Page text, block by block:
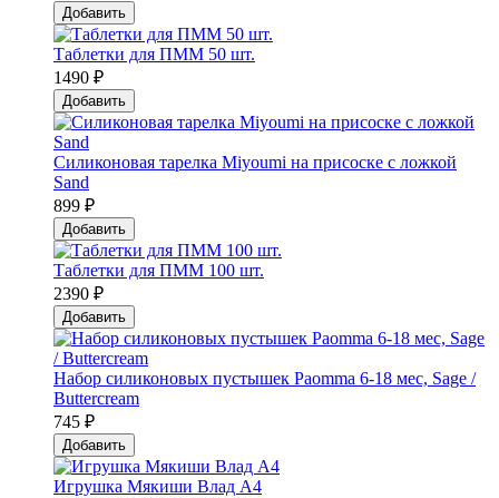
Добавить
Таблетки для ПММ 50 шт.
1490 ₽
Добавить
Силиконовая тарелка Мiyoumi на присоске с ложкой
Sand
899 ₽
Добавить
Таблетки для ПММ 100 шт.
2390 ₽
Добавить
Набор силиконовых пустышек Paomma 6-18 мес, Sage /
Buttercream
745 ₽
Добавить
Игрушка Мякиши Влад А4